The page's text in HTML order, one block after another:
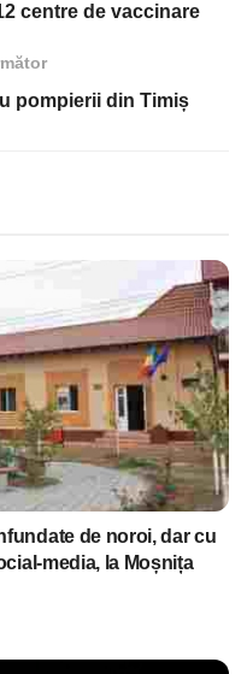
centre de vaccinare
pompierii din Timiș
de noroi, dar cu
media, la Moșnița